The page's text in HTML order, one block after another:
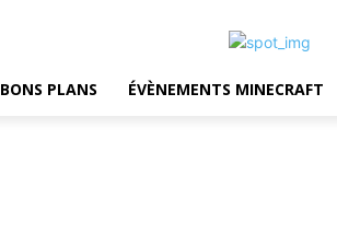
BONS PLANS ÉVÈNEMENTS MINECRAFT